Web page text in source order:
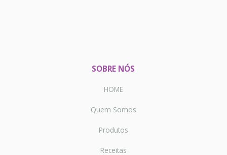
SOBRE NÓS
HOME
Quem Somos
Produtos
Receitas